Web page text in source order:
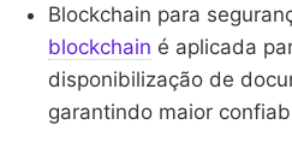
Blockchain para
blockchain é aplicada
disponibilização de
garantindo maior